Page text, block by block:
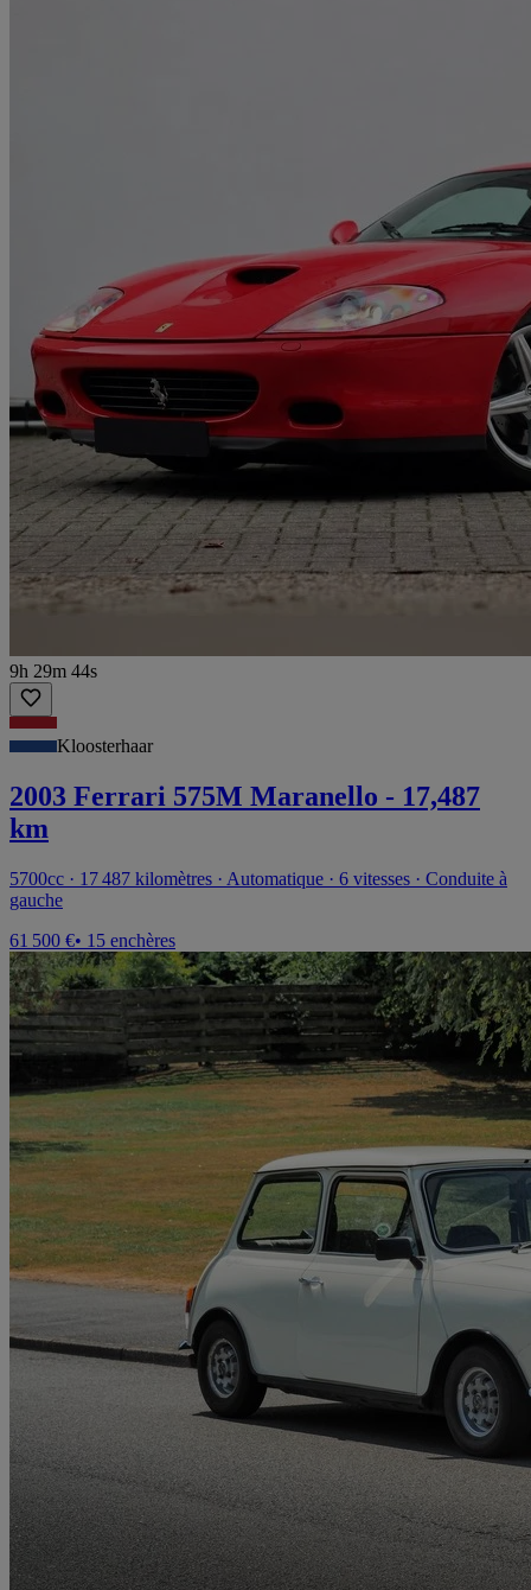
9h 29m 44s
Kloosterhaar
2003 Ferrari 575M Maranello - 17,487
km
5700cc · 17 487 kilomètres · Automatique · 6 vitesses · Conduite à
gauche
61 500 €• 15 enchères